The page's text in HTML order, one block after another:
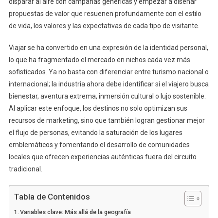
disparar al aire con campañas genéricas y empezar a diseñar
propuestas de valor que resuenen profundamente con el estilo
de vida, los valores y las expectativas de cada tipo de visitante.
Viajar se ha convertido en una expresión de la identidad personal,
lo que ha fragmentado el mercado en nichos cada vez más
sofisticados. Ya no basta con diferenciar entre turismo nacional o
internacional; la industria ahora debe identificar si el viajero busca
bienestar, aventura extrema, inmersión cultural o lujo sostenible.
Al aplicar este enfoque, los destinos no solo optimizan sus
recursos de marketing, sino que también logran gestionar mejor
el flujo de personas, evitando la saturación de los lugares
emblemáticos y fomentando el desarrollo de comunidades
locales que ofrecen experiencias auténticas fuera del circuito
tradicional.
Tabla de Contenidos
Variables clave: Más allá de la geografía